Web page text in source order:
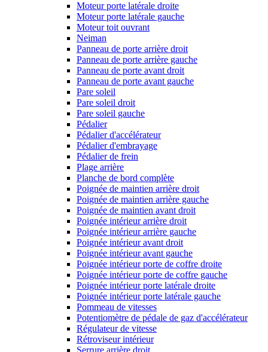
Moteur porte latérale droite
Moteur porte latérale gauche
Moteur toit ouvrant
Neiman
Panneau de porte arrière droit
Panneau de porte arrière gauche
Panneau de porte avant droit
Panneau de porte avant gauche
Pare soleil
Pare soleil droit
Pare soleil gauche
Pédalier
Pédalier d'accélérateur
Pédalier d'embrayage
Pédalier de frein
Plage arrière
Planche de bord complète
Poignée de maintien arrière droit
Poignée de maintien arrière gauche
Poignée de maintien avant droit
Poignée intérieur arrière droit
Poignée intérieur arrière gauche
Poignée intérieur avant droit
Poignée intérieur avant gauche
Poignée intérieur porte de coffre droite
Poignée intérieur porte de coffre gauche
Poignée intérieur porte latérale droite
Poignée intérieur porte latérale gauche
Pommeau de vitesses
Potentiomètre de pédale de gaz d'accélérateur
Régulateur de vitesse
Rétroviseur intérieur
Serrure arrière droit